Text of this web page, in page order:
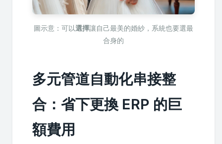
圖示意：可以選擇讓自己最美的婚紗，系統也要選最
合身的
多元管道自動化串接整
合：省下更換 ERP 的巨
額費用